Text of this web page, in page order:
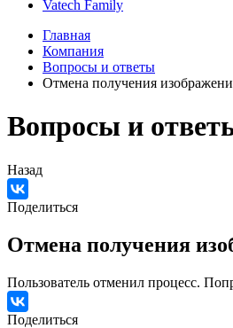
Vatech Family
Главная
Компания
Вопросы и ответы
Отмена получения
Вопросы и
Назад
Поделиться
Отмена получения
Пользователь отменил процесс.
Поделиться